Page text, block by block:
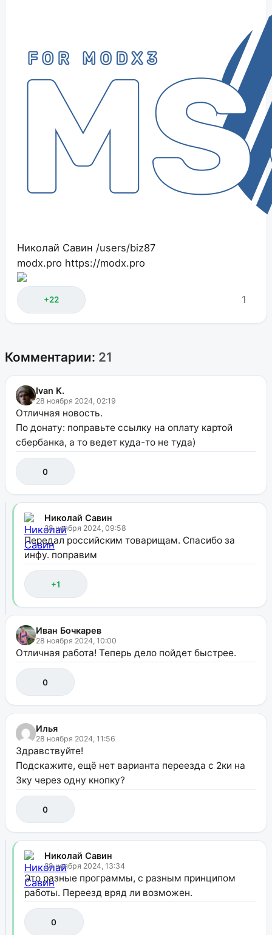
Николай Савин /users/biz87
modx.pro https://modx.pro
+22 1
Комментарии: 21
Ivan K.
28 ноября 2024, 02:19
Отличная новость.
По донату: поправьте ссылку на оплату картой
сбербанка, а то ведет куда-то не туда)
0
Николай Савин
28 ноября 2024, 09:58
Передал российским товарищам. Спасибо за
инфу. поправим
+1
Иван Бочкарев
28 ноября 2024, 10:00
Отличная работа! Теперь дело пойдет быстрее.
0
Илья
28 ноября 2024, 11:56
Здравствуйте!
Подскажите, ещё нет варианта переезда с 2ки на
3ку через одну кнопку?
0
Николай Савин
28 ноября 2024, 13:34
Это разные программы, с разным принципом
работы. Переезд вряд ли возможен.
0